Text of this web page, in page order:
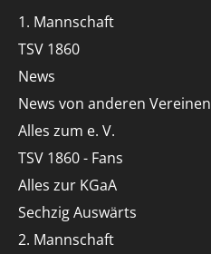
1. Mannschaft
TSV 1860
News
News von anderen Vereinen
Alles zum e. V.
TSV 1860 - Fans
Alles zur KGaA
Sechzig Auswärts
2. Mannschaft